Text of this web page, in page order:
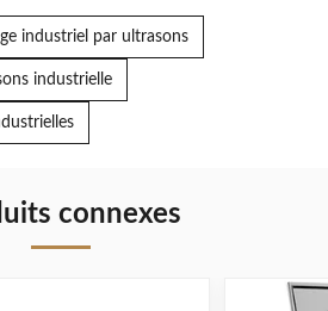
industriel par ultrasons
industrielle
connexes